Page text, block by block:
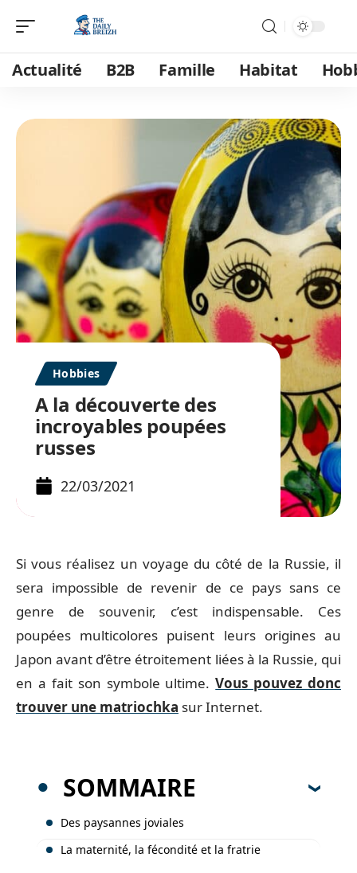
Actualité B2B Famille Habitat
Hobbies
A la découverte des
incroyables poupées
russes
22/03/2021
Si vous réalisez un voyage du côté de la Russie, il
sera impossible de revenir de ce pays sans ce
genre de souvenir, c’est indispensable. Ces
poupées multicolores puisent leurs origines au
Japon avant d’être étroitement liées à la Russie, qui
en a fait son symbole ultime.Vous pouvez donc
trouver une matriochka sur Internet.
SOMMAIRE
Des paysannes joviales
La maternité, la fécondité et la fratrie